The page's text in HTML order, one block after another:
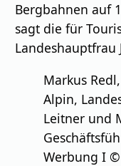
Bergbahnen auf
sagt die für
Landeshauptfrau
Markus
Alpin,
Leitner und
Werbung I